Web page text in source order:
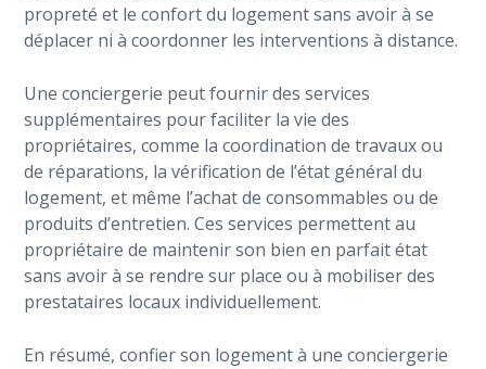
propreté et le confort du logement sans avoir à se
déplacer ni à coordonner les interventions à distance.
Une conciergerie peut fournir des services
supplémentaires pour faciliter la vie des
propriétaires, comme la coordination de travaux ou
de réparations, la vérification de l’état général du
logement, et même l’achat de consommables ou de
produits d’entretien. Ces services permettent au
propriétaire de maintenir son bien en parfait état
sans avoir à se rendre sur place ou à mobiliser des
prestataires locaux individuellement.
En résumé, confier son logement à une conciergerie